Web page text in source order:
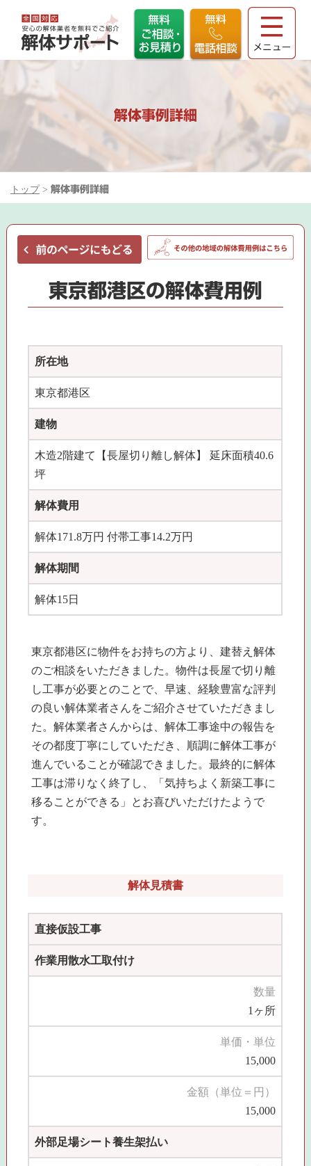
解体事例詳細
トップ > 解体事例詳細
東京都港区の解体費用例
所在地
東京都港区
建物
木造2階建て【長屋切り離し解体】 延床面積40.6
坪
解体費用
解体171.8万円 付帯工事14.2万円
解体期間
解体15日
東京都港区に物件をお持ちの方より、建替え解体
のご相談をいただきました。物件は長屋で切り離
し工事が必要とのことで、早速、経験豊富な評判
の良い解体業者さんをご紹介させていただきまし
た。解体業者さんからは、解体工事途中の報告を
その都度丁寧にしていただき、順調に解体工事が
進んでいることが確認できました。最終的に解体
工事は滞りなく終了し、「気持ちよく新築工事に
移ることができる」とお喜びいただけたようで
す。
解体見積書
直接仮設工事
作業用散水工取付け
数量
1ヶ所
単価・単位
15,000
金額（単位＝円）
15,000
外部足場シート養生架払い